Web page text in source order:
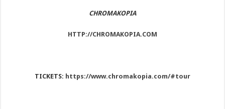
CHROMAKOPIA
HTTP://CHROMAKOPIA.COM
TICKETS: https://www.chromakopia.com/#tour